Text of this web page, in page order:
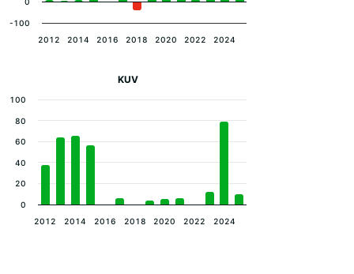
2012 2014 2016 2018 2020 2022 2024
-100
KUV
2012 2014 2016 2018 2020 2022 2024
0
20
40
60
80
100